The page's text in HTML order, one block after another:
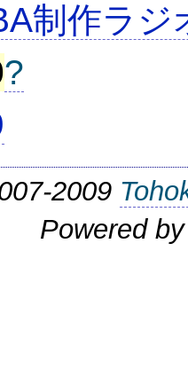
制作ラジ
?
2009
Powered